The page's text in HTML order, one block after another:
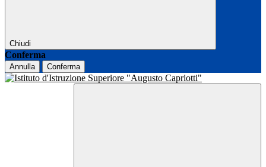
Chiudi
Conferma
Annulla Conferma